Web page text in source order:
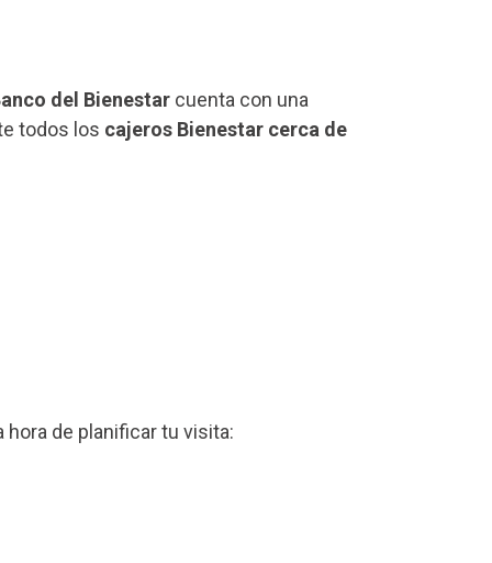
del Bienestar cuenta con una
todos los cajeros Bienestar cerca de
hora de planificar tu visita: